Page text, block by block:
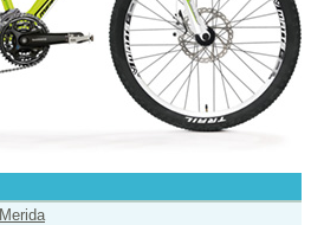
Merida